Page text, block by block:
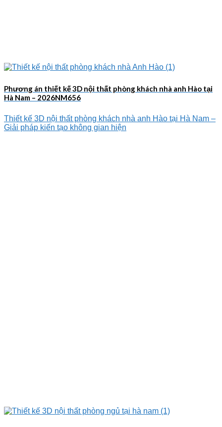
Phương án thiết kế 3D nội thất phòng khách nhà anh Hào tại
Hà Nam – 2026NM656
Thiết kế 3D nội thất phòng khách nhà anh Hào tại Hà Nam –
Giải pháp kiến tạo không gian hiện